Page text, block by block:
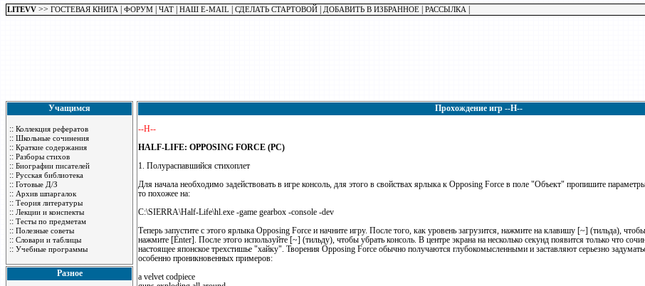
LITEVV >> ГОСТЕВАЯ КНИГА ФОРУМ ЧАТ НАШ E-MAIL СДЕЛАТЬ СТАРТОВОЙ ДОБАВИТЬ В ИЗБРАННОЕ РАССЫЛКА
Учащимся
:: Коллекция рефератов
:: Школьные сочинения
:: Краткие содержания
:: Разборы стихов
:: Биографии писателей
:: Русская библиотека
:: Готовые Д/З
:: Архив шпаргалок
:: Теория литературы
:: Лекции и конспекты
:: Тесты по предметам
:: Полезные советы
:: Словари и таблицы
:: Учебные программы
Разное
Прохождение игр --H--
--H--
HALF-LIFE: OPPOSING FORCE (PC)
1. Полураспавшийся стихоплет
Для начала необходимо задействовать в игре консоль, для этого в свойствах ярлыка к Opposing Force в поле "Объект" пропишите
то похожее на:
C:\SIERRA\Half-Life\hl.exe -game gearbox -console -dev
Теперь запустите с этого ярлыка Opposing Force и начните игру. После того, как уровень загрузится, нажмите на клавишу [~] (тильда),
нажмите [Enter]. После этого используйте [~] (тильду), чтобы убрать консоль. В центре экрана на несколько секунд появится только что
настоящее японское трехстишье "хайку". Творения Opposing Force обычно получаются глубокомысленными и заставляют серьезно
особенно проникновенных примеров:
a velvet codpiece